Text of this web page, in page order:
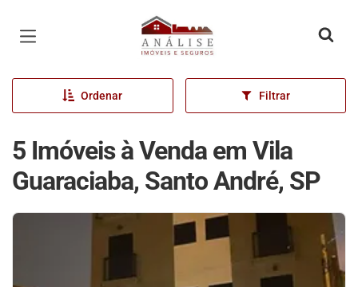
Página inicial
Ordenar Filtrar
5 Imóveis à Venda em Vila
Guaraciaba, Santo André, SP